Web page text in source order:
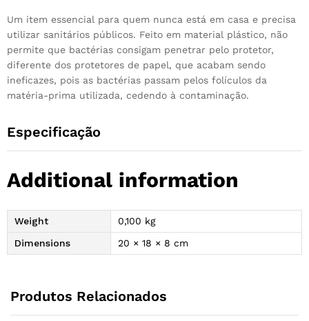
Um item essencial para quem nunca está em casa e precisa
utilizar sanitários públicos. Feito em material plástico, não
permite que bactérias consigam penetrar pelo protetor,
diferente dos protetores de papel, que acabam sendo
ineficazes, pois as bactérias passam pelos folículos da
matéria-prima utilizada, cedendo à contaminação.
Especificação
Additional information
Weight
0,100 kg
Dimensions
20 × 18 × 8 cm
Produtos Relacionados